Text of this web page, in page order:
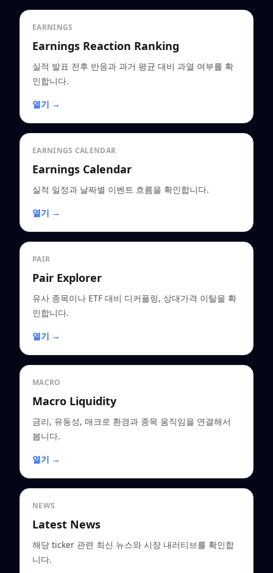
EARNINGS
Earnings Reaction Ranking
실적 발표 전후 반응과 과거 평균 대비 과열 여부를 확
인합니다.
열기 →
EARNINGS CALENDAR
Earnings Calendar
실적 일정과 날짜별 이벤트 흐름을 확인합니다.
열기 →
PAIR
Pair Explorer
유사 종목이나 ETF 대비 디커플링, 상대가격 이탈을 확
인합니다.
열기 →
MACRO
Macro Liquidity
금리, 유동성, 매크로 환경과 종목 움직임을 연결해서
봅니다.
열기 →
NEWS
Latest News
해당 ticker 관련 최신 뉴스와 시장 내러티브를 확인합
니다.